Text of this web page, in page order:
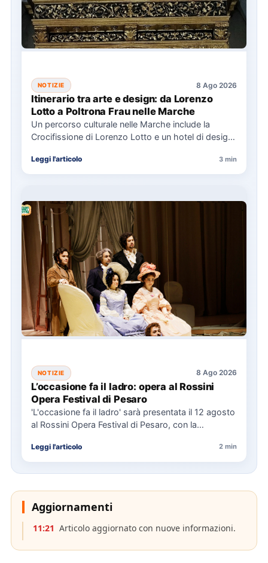
NOTIZIE 8 Ago 2026
Itinerario tra arte e design: da Lorenzo
Lotto a Poltrona Frau nelle Marche
Un percorso culturale nelle Marche include la
Crocifissione di Lorenzo Lotto e un hotel di design,
Leggi l'articolo 3 min
NOTIZIE 8 Ago 2026
L’occasione fa il ladro: opera al Rossini
Opera Festival di Pesaro
'L'occasione fa il ladro' sarà presentata il 12 agosto
al Rossini Opera Festival di Pesaro, con la
Leggi l'articolo 2 min
Aggiornamenti
11:21 Articolo aggiornato con nuove informazioni.